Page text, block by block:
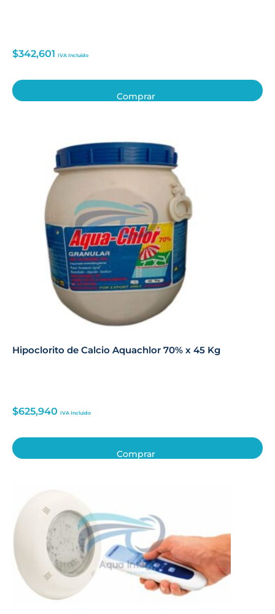
$342,601 IVA Incluido
Comprar
Hipoclorito de Calcio Aquachlor 70% x 45 Kg
$625,940 IVA Incluido
Comprar